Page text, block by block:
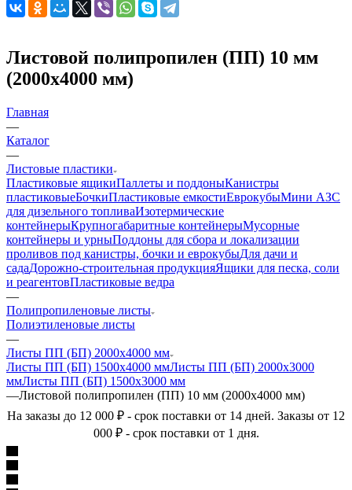
Листовой полипропилен (ПП) 10 мм
(2000х4000 мм)
Главная
—
Каталог
—
Листовые пластики
Пластиковые ящикиПаллеты и поддоныКанистры
пластиковыеБочкиПластиковые емкостиЕврокубыМини АЗС
для дизельного топливаИзотермические
контейнерыКрупногабаритные контейнерыМусорные
контейнеры и урныПоддоны для сбора и локализации
проливов под канистры, бочки и еврокубыДля дачи и
садаДорожно-строительная продукцияЯщики для песка, соли
и реагентовПластиковые ведра
—
Полипропиленовые листы
Полиэтиленовые листы
—
Листы ПП (БП) 2000х4000 мм
Листы ПП (БП) 1500х4000 ммЛисты ПП (БП) 2000х3000
ммЛисты ПП (БП) 1500х3000 мм
—Листовой полипропилен (ПП) 10 мм (2000х4000 мм)
На заказы до 12 000 ₽ - срок поставки от 14 дней. Заказы от 12
000 ₽ - срок поставки от 1 дня.